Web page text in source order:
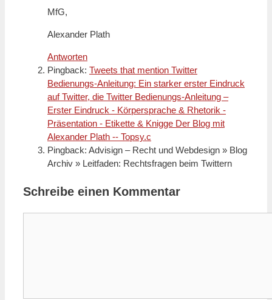
MfG,
Alexander Plath
Antworten
Pingback: Tweets that mention Twitter
Bedienungs-Anleitung: Ein starker erster Eindruck
auf Twitter, die Twitter Bedienungs-Anleitung –
Erster Eindruck - Körpersprache & Rhetorik -
Präsentation - Etikette & Knigge Der Blog mit
Alexander Plath -- Topsy.c
Pingback: Advisign – Recht und Webdesign » Blog
Archiv » Leitfaden: Rechtsfragen beim Twittern
Schreibe einen Kommentar